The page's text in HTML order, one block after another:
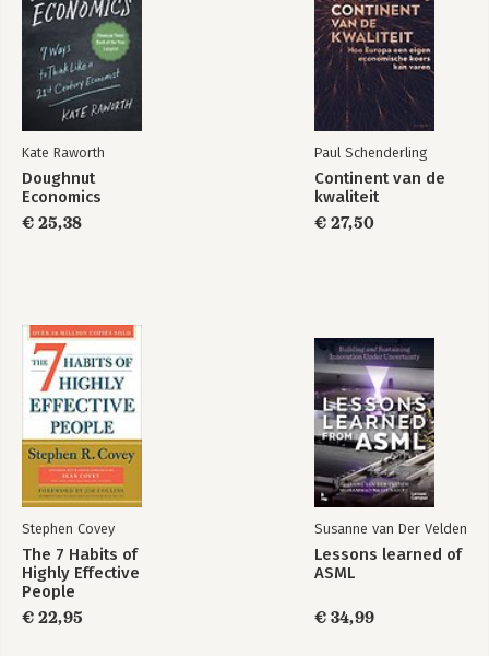
Kate Raworth
Doughnut
Economics
€ 25,38
Paul Schenderling
Continent van de
kwaliteit
€ 27,50
Stephen Covey
The 7 Habits of
Highly Effective
People
€ 22,95
Susanne van Der Velden
Lessons learned of
ASML
€ 34,99